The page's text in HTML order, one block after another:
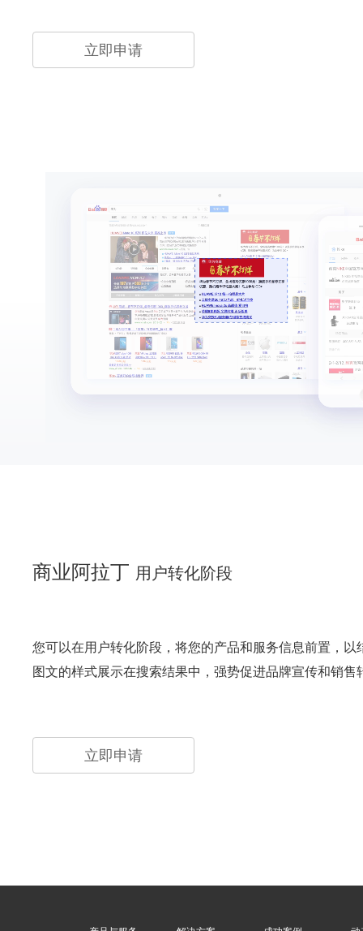
立即申请
商业阿拉丁 用户转化阶段
您可以在用户转化阶段，将您的产品和服务信息前置，以
图文的样式展示在搜索结果中，强势促进品牌宣传和销售
立即申请